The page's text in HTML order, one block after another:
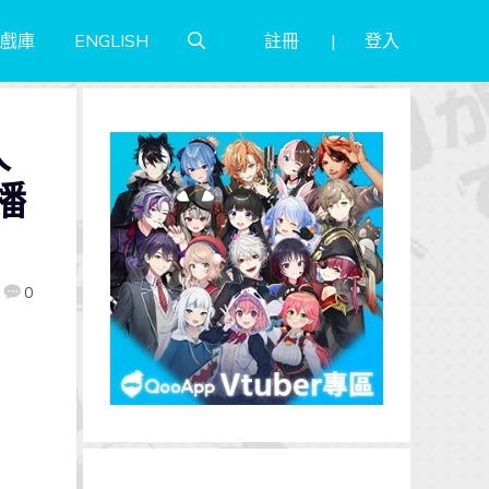
庫 ENGLISH 註冊 登入
0